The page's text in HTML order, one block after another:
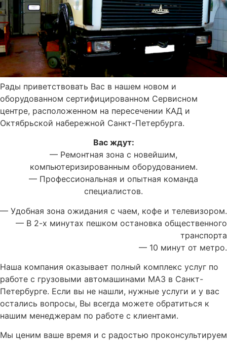
Рады приветствовать Вас в нашем новом и
оборудованном сертифицированном Сервисном
центре, расположенном на пересечении КАД и
Октябрьской набережной Санкт-Петербурга.
Вас ждут:
— Ремонтная зона с новейшим,
компьютеризированным оборудованием.
— Профессиональная и опытная команда
специалистов.
— Удобная зона ожидания с чаем, кофе и телевизором.
— В 2-х минутах пешком остановка общественного
транспорта
— 10 минут от метро.
Наша компания оказывает полный комплекс услуг по
работе с грузовыми автомашинами МАЗ в Санкт-
Петербурге. Если вы не нашли, нужные услуги и у вас
остались вопросы, Вы всегда можете обратиться к
нашим менеджерам по работе с клиентами.
Мы ценим ваше время и с радостью проконсультируем